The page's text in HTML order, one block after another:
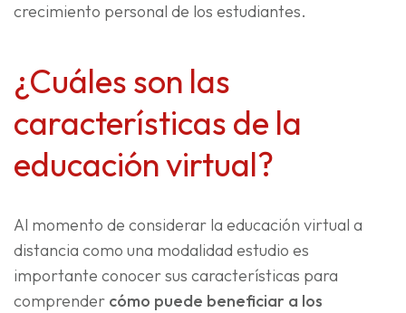
crecimiento personal de los estudiantes.
¿Cuáles son las
características de la
educación virtual?
Al momento de considerar la educación virtual a
distancia como una modalidad estudio es
importante conocer sus características para
comprender cómo puede beneficiar a los